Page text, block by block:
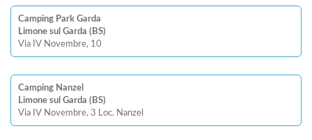
Camping Park Garda
Limone sul Garda (BS)
Via IV Novembre, 10
Camping Nanzel
Limone sul Garda (BS)
Via IV Novembre, 3 Loc. Nanzel